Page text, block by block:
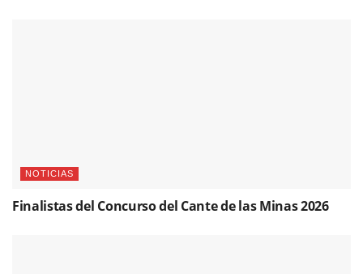
NOTICIAS
Finalistas del Concurso del Cante de las Minas 2026